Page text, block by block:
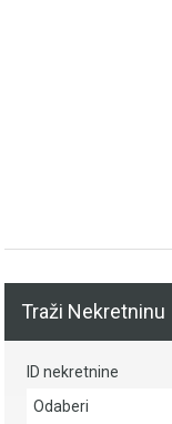
Traži Nekretninu
ID nekretnine